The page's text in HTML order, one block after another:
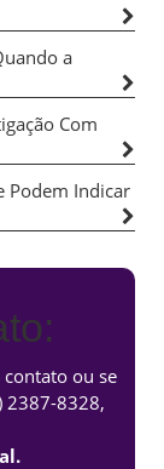
a
Com
Podem Indicar
ou se
2387-8328,